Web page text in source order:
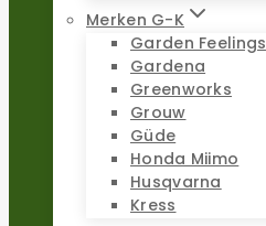
Merken G-K
Garden Feelings
Gardena
Greenworks
Grouw
Güde
Honda Miimo
Husqvarna
Kress